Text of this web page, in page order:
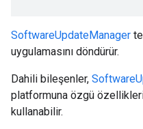
SoftwareUpdateManager
uygulamasını döndürür.
Dahili bileşenler,
platformuna özgü
kullanabilir.